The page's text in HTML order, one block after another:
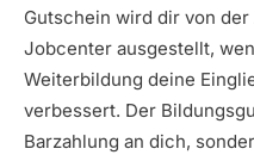
Gutschein wird dir von
Jobcenter ausgestellt,
Weiterbildung deine
verbessert. Der
Barzahlung an dich,